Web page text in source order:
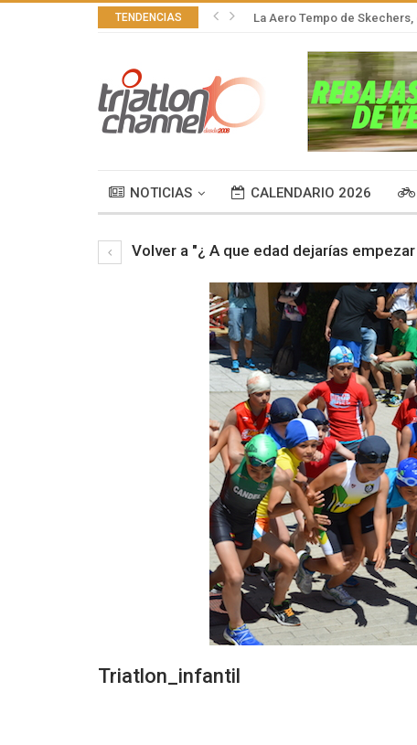
TENDENCIAS La Aero Tempo de
NOTICIAS CALENDARIO 2026
Volver a "¿ A que edad dejarías
Triatlon_infantil